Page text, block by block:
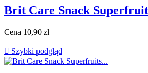
Brit Care Snack
Cena 10,90 zł
 Szybki podgląd